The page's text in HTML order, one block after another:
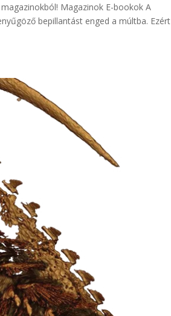
Magazinok E-bookok A
bepillantást enged a múltba. Ezért